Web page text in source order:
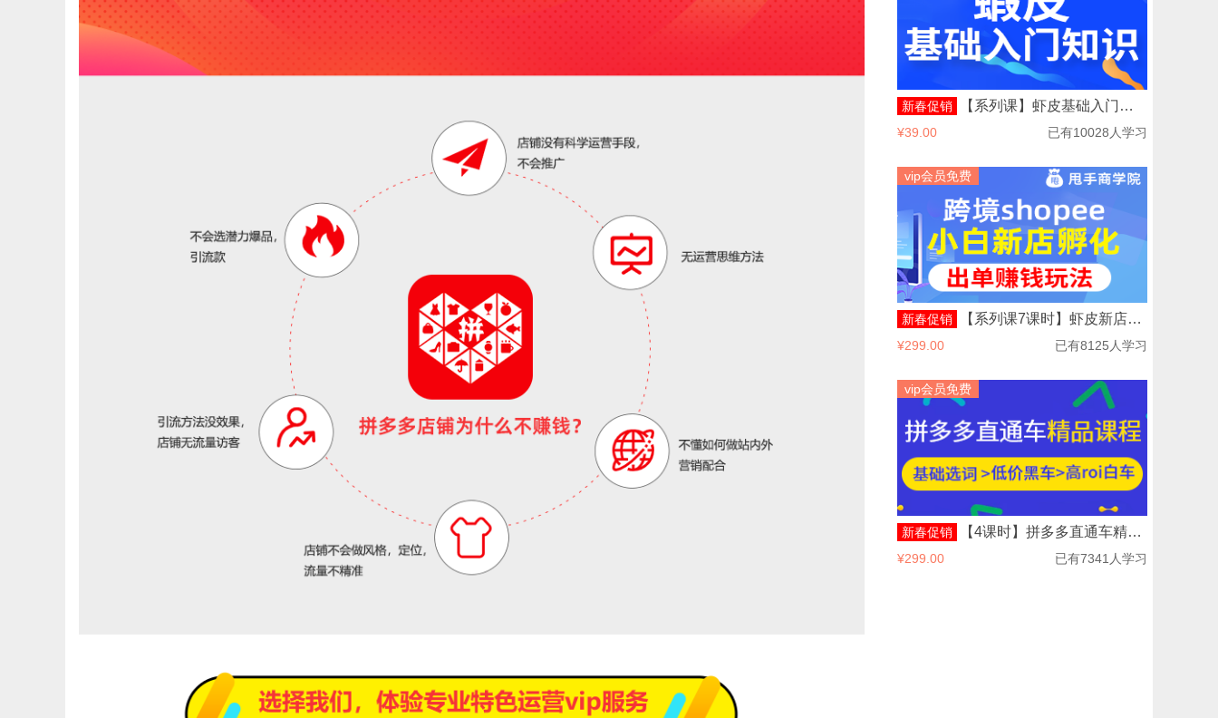
新春促销 【系列课】虾皮基础入门详解
¥39.00 已有10028人学习
vip会员免费
新春促销 【系列课7课时】虾皮新店孵化出单赚钱玩法
¥299.00 已有8125人学习
vip会员免费
新春促销 【4课时】拼多多直通车精品课程
¥299.00 已有7341人学习